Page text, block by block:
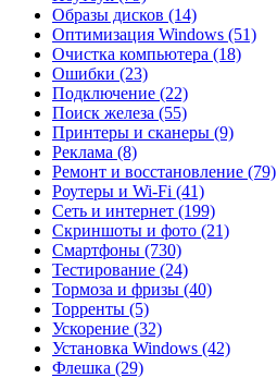
Образы дисков (14)
Оптимизация Windows (51)
Очистка компьютера (18)
Ошибки (23)
Подключение (22)
Поиск железа (55)
Принтеры и сканеры (9)
Реклама (8)
Ремонт и восстановление (79)
Роутеры и Wi-Fi (41)
Сеть и интернет (199)
Скриншоты и фото (21)
Смартфоны (730)
Тестирование (24)
Тормоза и фризы (40)
Торренты (5)
Ускорение (32)
Установка Windows (42)
Флешка (29)